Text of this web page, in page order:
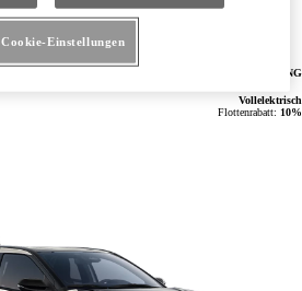
BZ4X TOURING
Vollelektrisch
Flottenrabatt: 10%
Cookie-Einstellungen